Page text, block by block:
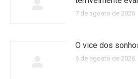
7 de agosto de 2026
O vice dos
6 de agosto de 2026